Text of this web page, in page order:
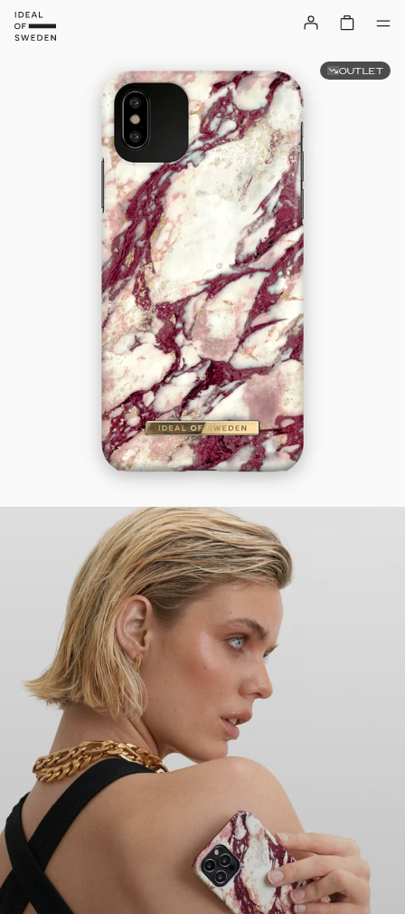
OUTLET